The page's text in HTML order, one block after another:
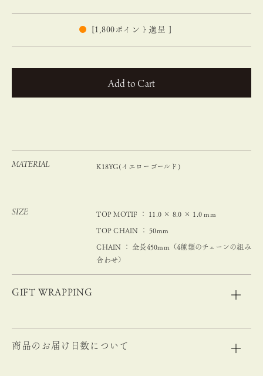
1,800 ポイント進呈 ]
カートに入れる
MATERIAL K18YG(イエローゴールド)
SIZE TOP MOTIF ： 11.0 × 8.0 × 1.0 mm
TOP CHAIN ： 50mm
CHAIN ： 全長450mm（4種類のチェーンの組み
合わせ）
GIFT WRAPPING
商品のお届け日数について